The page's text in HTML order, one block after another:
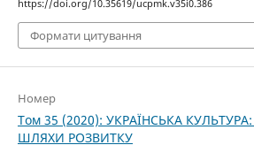
https://doi.org/10.35619/ucpmk.v35i0.386
Формати цитування
Номер
Том 35 (2020): УКРАЇНСЬКА
ШЛЯХИ РОЗВИТКУ